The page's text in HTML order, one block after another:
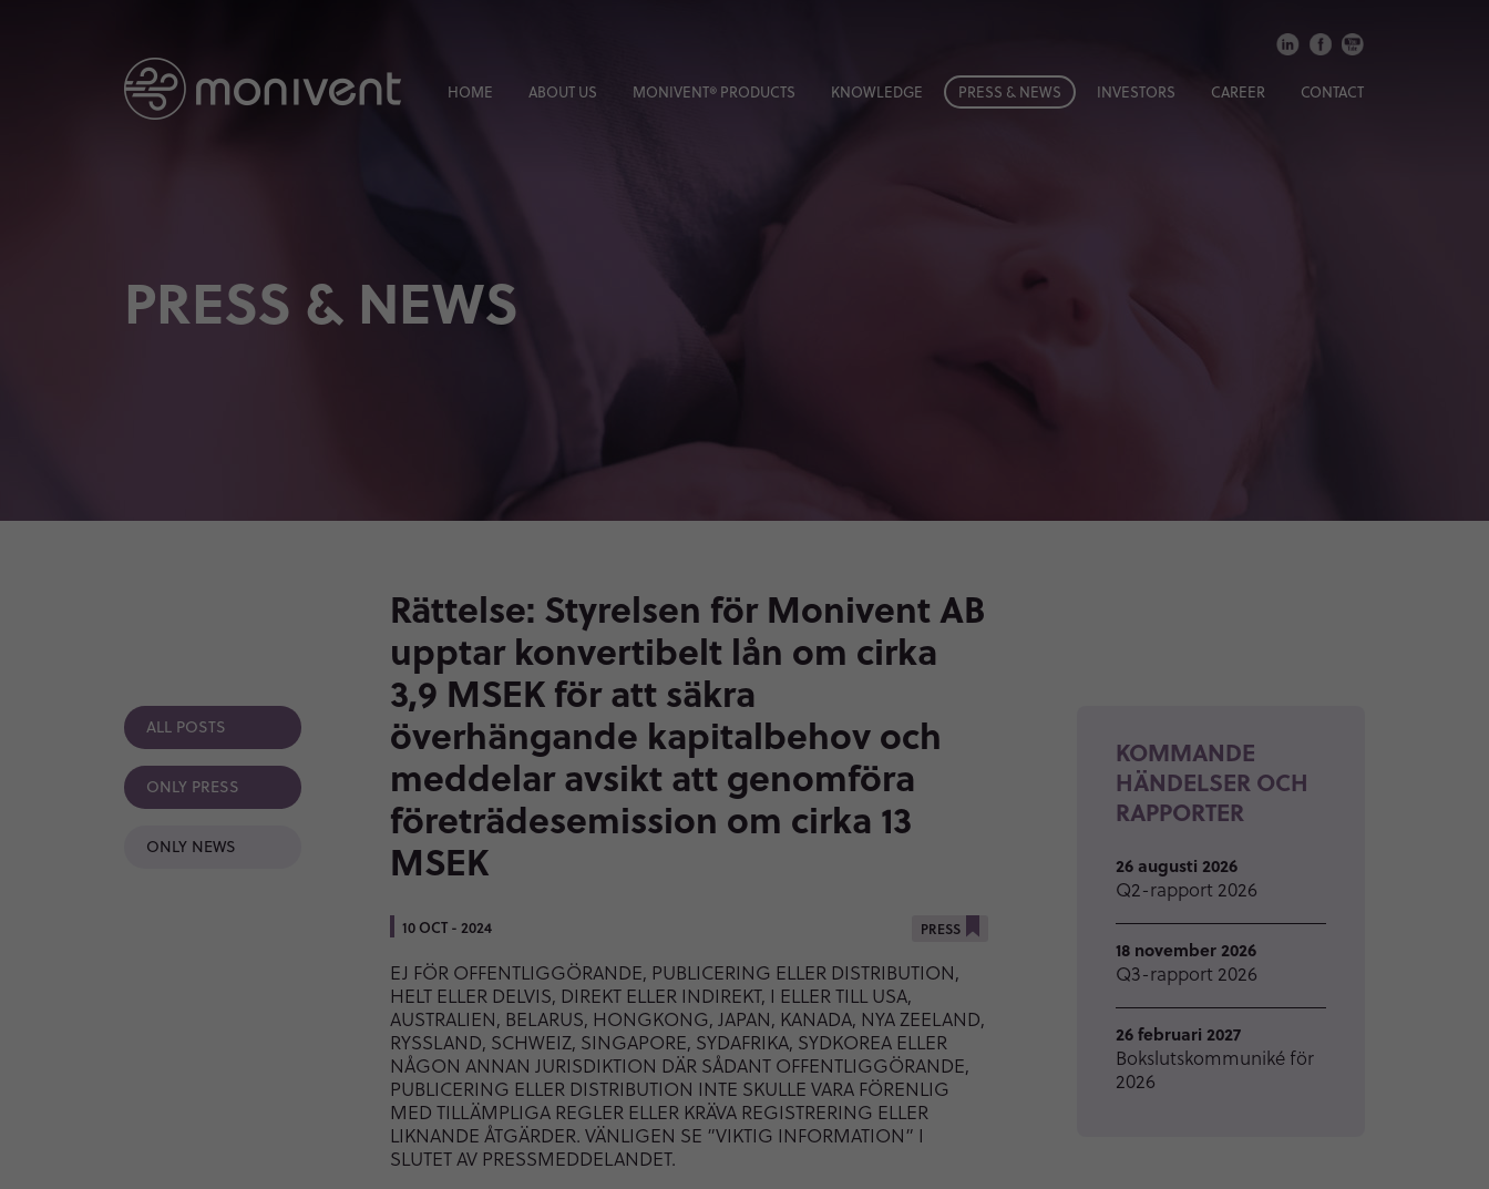
HOME ABOUT US MONIVENT® PRODUCTS KNOWLEDGE PRESS & NEWS INVESTORS CAREER CONTACT
PRESS & NEWS
ALL POSTS
ONLY PRESS
ONLY NEWS
Rättelse: Styrelsen för Monivent AB
upptar konvertibelt lån om cirka
3,9 MSEK för att säkra
överhängande kapitalbehov och
meddelar avsikt att genomföra
företrädesemission om cirka 13
MSEK
10 OCT - 2024 PRESS
EJ FÖR OFFENTLIGGÖRANDE, PUBLICERING ELLER DISTRIBUTION,
HELT ELLER DELVIS, DIREKT ELLER INDIREKT, I ELLER TILL USA,
AUSTRALIEN, BELARUS, HONGKONG, JAPAN, KANADA, NYA ZEELAND,
RYSSLAND, SCHWEIZ, SINGAPORE, SYDAFRIKA, SYDKOREA ELLER
NÅGON ANNAN JURISDIKTION DÄR SÅDANT OFFENTLIGGÖRANDE,
PUBLICERING ELLER DISTRIBUTION INTE SKULLE VARA FÖRENLIG
MED TILLÄMPLIGA REGLER ELLER KRÄVA REGISTRERING ELLER
LIKNANDE ÅTGÄRDER. VÄNLIGEN SE ”VIKTIG INFORMATION” I
SLUTET AV PRESSMEDDELANDET.
KOMMANDE
HÄNDELSER OCH
RAPPORTER
26 augusti 2026
Q2-rapport 2026
18 november 2026
Q3-rapport 2026
26 februari 2027
Bokslutskommuniké för
2026